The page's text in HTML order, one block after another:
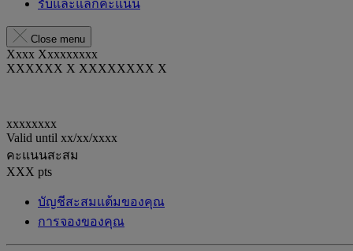
รับและแลกคะแนน
Close menu
Xxxx Xxxxxxxxx
XXXXXX X XXXXXXXX X
xxxxxxxx
Valid until xx/xx/xxxx
คะแนนสะสม
XXX pts
บัญชีสะสมแต้มของคุณ
การจองของคุณ